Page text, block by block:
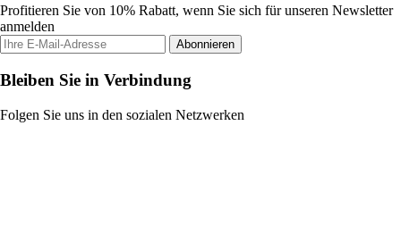
Profitieren Sie von 10% Rabatt, wenn Sie sich für unseren Newsletter
anmelden
Abonnieren
Bleiben Sie in Verbindung
Folgen Sie uns in den sozialen Netzwerken